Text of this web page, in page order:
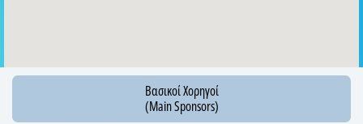
Βασικοί Χορηγοί
(Main Sponsors)